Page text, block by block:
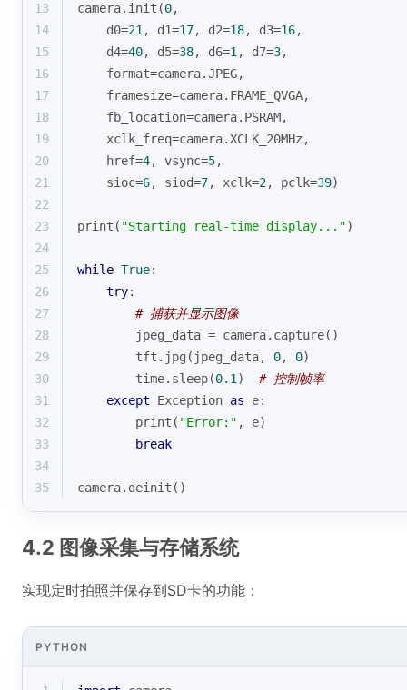
13
camera.init(0,
14
    d0=
21 , d1=17, d2=18, d3=16,
15
    d4=
40, d5=38, d6=1 , d7=3,
16
format=camera.JPEG,
17
    framesize=camera.FRAME_QVGA,
18
    fb_location=camera.PSRAM,
19
    xclk_freq=camera.XCLK_20MHz,
20
    href=
4, vsync=5,
21
    sioc=
6, siod=7, xclk=2, pclk=39)
22
23
print ( "Starting real-time display...")
24
25
while True:
26
try:
27
# 捕获并显示图像
28
        jpeg_data = camera.capture()
29
        tft.jpg(jpeg_data,
0, 0)
30
        time.sleep(
0.1 ) # 控制帧率
31
except Exception as e:
32
print ( "Error:" , e)
33
break
34
35
camera.deinit()
4.2 图像采集与存储系统
实现定时拍照并保存到SD卡的功能：
PYTHON